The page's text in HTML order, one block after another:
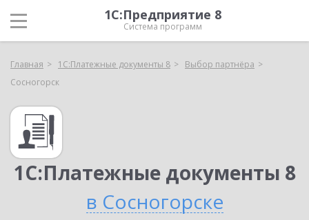
1С:Предприятие 8
Система программ
Главная 1С:Платежные документы 8
Выбор партнёра
Сосногорск
1С:Платежные документы 8
в Сосногорске